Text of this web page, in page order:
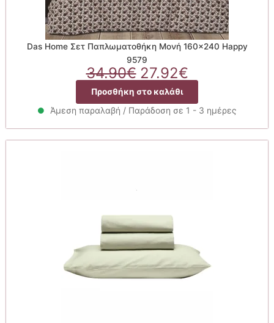
Das Home Σετ Παπλωματοθήκη Μονή 160×240 Happy
9579
34.90€ Original
price
was:
34.90€.
27.92€Η
τρέχουσα
τιμή
είναι:
27.92€.
Προσθήκη στο καλάθι
Άμεση παραλαβή / Παράδοση σε 1 - 3 ημέρες